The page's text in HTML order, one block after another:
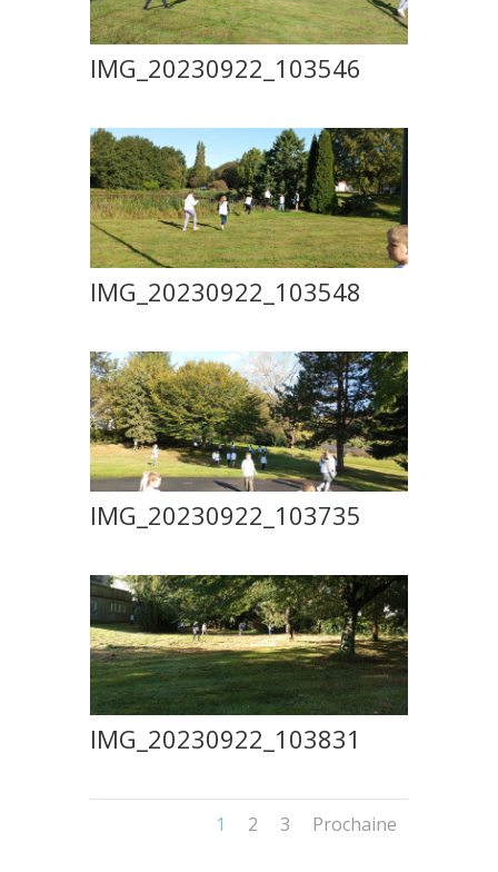
IMG_20230922_103546
IMG_20230922_103548
IMG_20230922_103735
IMG_20230922_103831
1 2 3 Prochaine